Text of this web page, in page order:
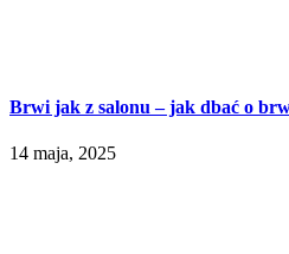
Brwi jak z salonu – jak dbać o
14 maja, 2025